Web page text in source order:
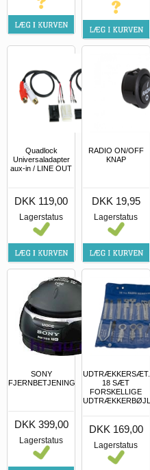
Quadlock
Universaladapter
aux-in / LINE OUT
DKK 119,00
Lagerstatus
RADIO ON/OFF
KNAP
DKK 19,95
Lagerstatus
SONY
FJERNBETJENING
DKK 399,00
Lagerstatus
UDTRÆKKERSÆT.
18 SÆT
FORSKELLIGE
DKK 169,00
Lagerstatus